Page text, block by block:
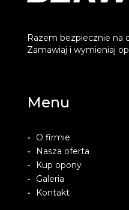
Razem bezpiecznie na
Zamawiaj i wymieniaj
Menu
-
O firmie
-
Nasza oferta
-
Kup opony
-
Galeria
-
Kontakt